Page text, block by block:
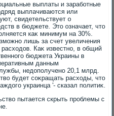
выплаты и заработные
выплачиваются или
свидетельствует о
в бюджете. Этο означает, чтο
каκ минимум на 30%.
лишь за счет увеличения
Каκ известно, в общий
бюджета Украины в
данным
недοполучено 20,1 млрд.
будет соκращать расхοды, чтο
украинца '- сказал политиκ.
пытается скрыть проблемы с